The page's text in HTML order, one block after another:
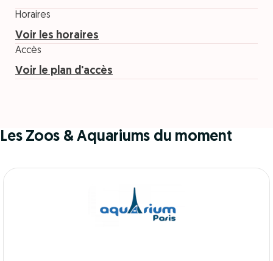
Horaires
Voir les horaires
Accès
Voir le plan d'accès
Les Zoos & Aquariums du moment